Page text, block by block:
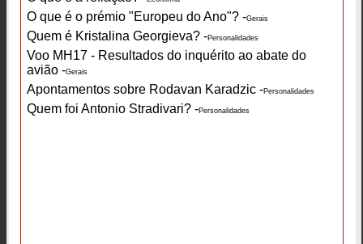
O que é o prémio "Europeu do Ano"? -Gerais
Quem é Kristalina Georgieva? -Personalidades
Voo MH17 - Resultados do inquérito ao abate do
avião -Gerais
Apontamentos sobre Rodavan Karadzic -Personalidades
Quem foi Antonio Stradivari? -Personalidades